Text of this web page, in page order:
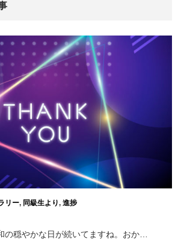
リー, 同級生より, 進捗
の穏やかな日が続いてますね。おか…